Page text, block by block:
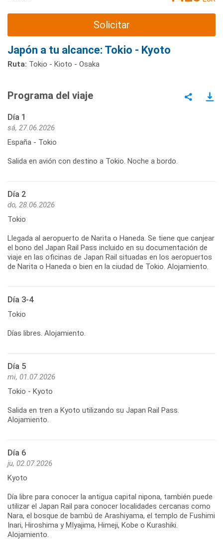
Solicitar
Japón a tu alcance: Tokio - Kyoto
Ruta: Tokio - Kioto - Osaka
Programa del viaje
Día 1
sá, 27.06.2026
España - Tokio
Salida en avión con destino a Tokio. Noche a bordo.
Día 2
do, 28.06.2026
Tokio
Llegada al aeropuerto de Narita o Haneda. Se tiene que canjear
el bono del Japan Rail Pass incluido en su documentación de
viaje en las oficinas de Japan Rail situadas en los aeropuertos
de Narita o Haneda o bien en la ciudad de Tokio. Alojamiento.
Día 3-4
Tokio
Días libres. Alojamiento.
Día 5
mi, 01.07.2026
Tokio - Kyoto
Salida en tren a Kyoto utilizando su Japan Rail Pass.
Alojamiento.
Día 6
ju, 02.07.2026
Kyoto
Día libre para conocer la antigua capital nipona, también puede
utilizar el Japan Rail para conocer localidades cercanas como
Nara, el bosque de bambú de Arashiyama, el templo de Fushimi
Inari, Hiroshima y MIyajima, Himeji, Kobe o Kurashiki.
Alojamiento.